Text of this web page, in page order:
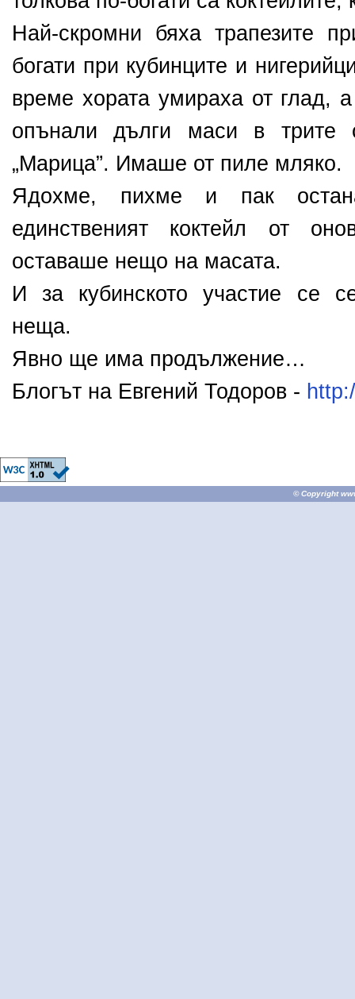
Най-скромни бяха трапезите
богати при кубинците и
време хората умираха от глад,
опънали дълги маси в трите
„Марица”. Имаше от пиле мляко.
Ядохме, пихме и пак
единственият коктейл от
оставаше нещо на масата.
И за кубинското участие се
неща.
Явно ще има продължение…
Блогът на Евгений Тодоров -
© Copyright